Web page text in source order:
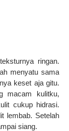
ringan.
menyatu sama
keset aja gitu.
macam kulitku,
cukup hidrasi.
lembab. Setelah
siang.